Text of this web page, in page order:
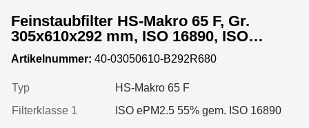
Feinstaubfilter HS-Makro 65 F, Gr.
305x610x292 mm, ISO 16890, ISO
ePM2.5 55%, Rahmen: Edelstahl 1.4301,
Dichtung: einseitig, geschäumt
Artikelnummer: 40-03050610-B292R680
Typ
HS-Makro 65 F
Filterklasse 1
ISO ePM2.5 55% gem. ISO 16890